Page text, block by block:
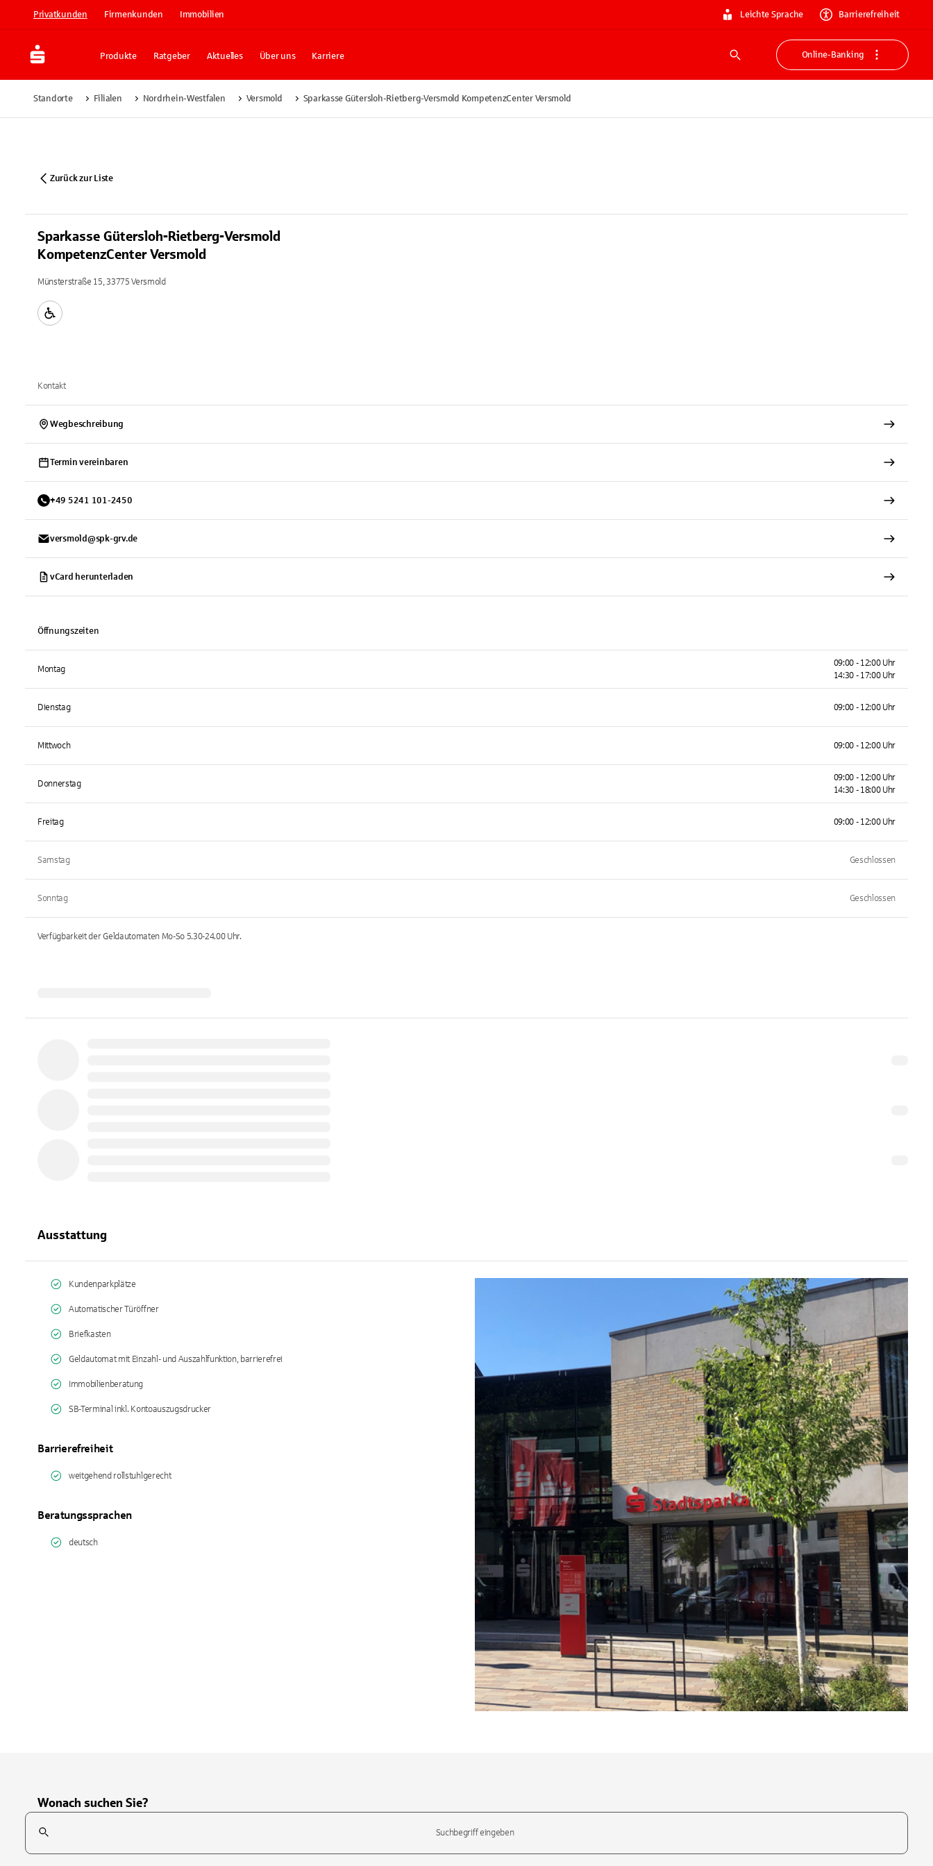
Privatkunden Firmenkunden Immobilien Leichte Sprache Barrierefreiheit
Produkte Ratgeber Aktuelles Über uns Karriere
Suche
Online-Banking
Standorte Filialen Nordrhein-Westfalen Versmold Sparkasse Gütersloh-Rietberg-Versmold KompetenzCenter Versmold
Zurück zur Liste
Sparkasse Gütersloh-Rietberg-Versmold
KompetenzCenter Versmold
Münsterstraße 15, 33775 Versmold
Kontakt
Wegbeschreibung
Termin vereinbaren
+49 5241 101-2450
versmold@spk-grv.de
vCard herunterladen
Öffnungszeiten
Montag
09:00 - 12:00 Uhr
14:30 - 17:00 Uhr
Dienstag 09:00 - 12:00 Uhr
Mittwoch 09:00 - 12:00 Uhr
Donnerstag
09:00 - 12:00 Uhr
14:30 - 18:00 Uhr
Freitag 09:00 - 12:00 Uhr
Samstag Geschlossen
Sonntag Geschlossen
Verfügbarkeit der Geldautomaten Mo-So 5.30-24.00Uhr.
Ausstattung
Kundenparkplätze
Automatischer Türöffner
Briefkasten
Geldautomat mit Einzahl- und Auszahlfunktion, barrierefrei
Immobilienberatung
SB-Terminal inkl. Kontoauszugsdrucker
Barrierefreiheit
weitgehend rollstuhlgerecht
Beratungssprachen
deutsch
Wonach suchen Sie?
Suchfeld